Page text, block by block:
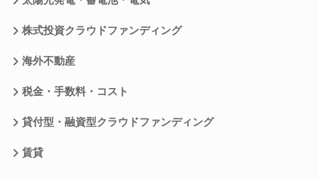
株式投資クラウドファンディング
海外不動産
税金・手数料・コスト
貸付型・融資型クラウドファンディング
賃貸